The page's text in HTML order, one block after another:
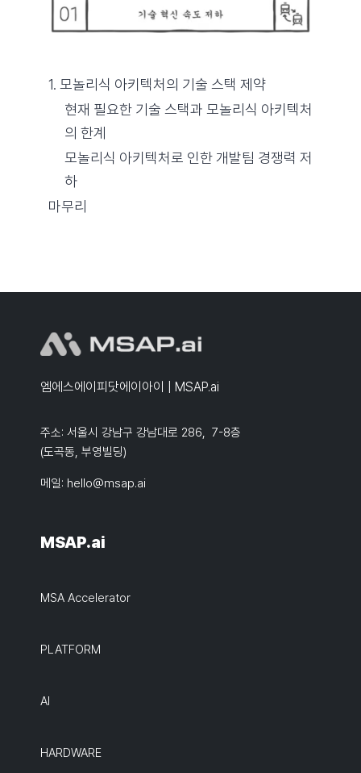
1. 모놀리식 아키텍처의 기술 스택 제약
현재 필요한 기술 스택과 모놀리식 아키텍처
의 한계
모놀리식 아키텍처로 인한 개발팀 경쟁력 저
하
마무리
엠에스에이피닷에이아이 | MSAP.ai
주소: 서울시 강남구 강남대로 286, 7-8층
(도곡동, 부영빌딩)
메일: hello@msap.ai
MSAP.ai
MSA Accelerator
PLATFORM
AI
HARDWARE